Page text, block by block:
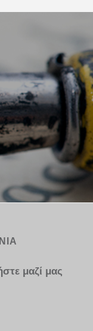
μαζί μας